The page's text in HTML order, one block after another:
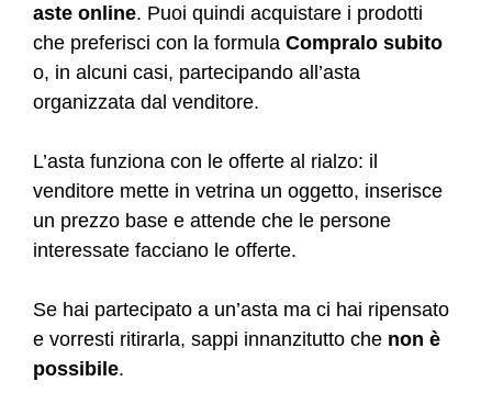
aste online. Puoi quindi acquistare i prodotti
che preferisci con la formula Compralo subito
o, in alcuni casi, partecipando all’asta
organizzata dal venditore.
L’asta funziona con le offerte al rialzo: il
venditore mette in vetrina un oggetto, inserisce
un prezzo base e attende che le persone
interessate facciano le offerte.
Se hai partecipato a un’asta ma ci hai ripensato
e vorresti ritirarla, sappi innanzitutto che non è
possibile.